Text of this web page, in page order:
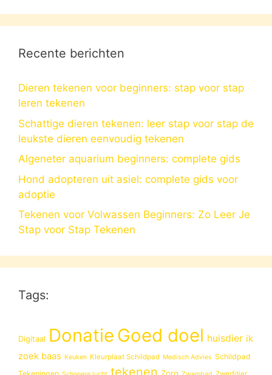
Recente berichten
Dieren tekenen voor beginners: stap voor stap
leren tekenen
Schattige dieren tekenen: leer stap voor stap de
leukste dieren eenvoudig tekenen
Algeneter aquarium beginners: complete gids
Hond adopteren uit asiel: complete gids voor
adoptie
Tekenen voor Volwassen Beginners: Zo Leer Je
Stap voor Stap Tekenen
Tags:
Digitaal Donatie Goed doel huisdier ik
zoek baas Keuken Kleurplaat Schildpad Medisch Advies Schildpad